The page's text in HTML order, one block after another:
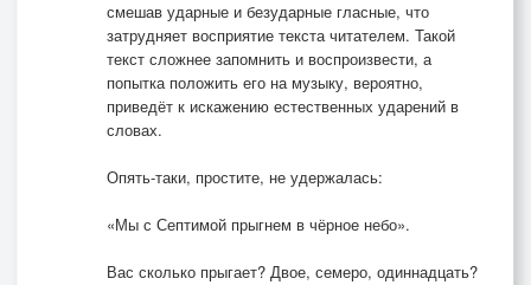
смешав ударные и безударные гласные, что
затрудняет восприятие текста читателем. Такой
текст сложнее запомнить и воспроизвести, а
попытка положить его на музыку, вероятно,
приведёт к искажению естественных ударений в
словах.
Опять-таки, простите, не удержалась:
«Мы с Септимой прыгнем в чёрное небо».
Вас сколько прыгает? Двое, семеро, одиннадцать?